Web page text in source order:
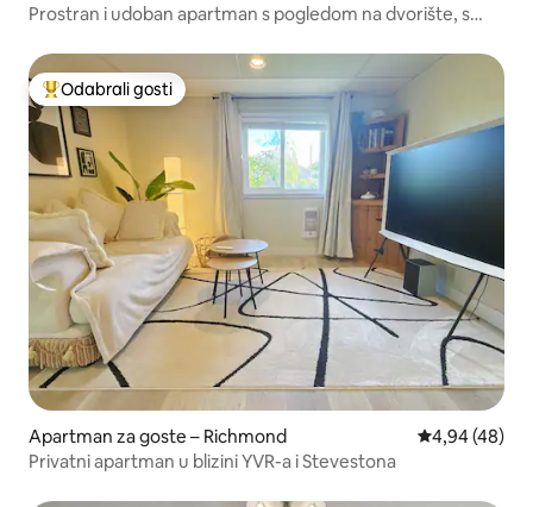
Prostran i udoban apartman s pogledom na dvorište, s
mirnim prostorom.
Među najviše rangiranima s oznakom „Odabrali gosti”
Odabrali gosti
Apartman za goste – Richmond Prosječna
4,94 (48)
Privatni apartman u blizini YVR-a i Stevestona